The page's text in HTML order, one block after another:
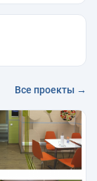
Все проекты →